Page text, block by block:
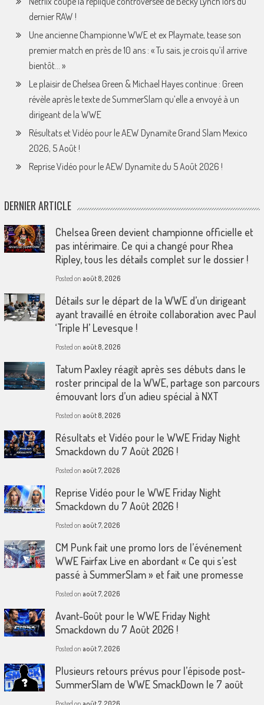
dernier RAW !
Une ancienne Championne WWE et ex Playmate, tease son
premier match en près de 10 ans : « Tu sais, je crois qu’il arrive
bientôt… »
Le plaisir de Chelsea Green & Michael Hayes continue : Green
révèle après le texte de SummerSlam qu’elle a envoyé à un
dirigeant de la WWE
Résultats et Vidéo pour le AEW Dynamite Grand Slam Mexico
2026, 5 Août !
Reprise Vidéo pour le AEW Dynamite du 5 Août 2026 !
DERNIER ARTICLE
Chelsea Green devient championne officielle et
pas intérimaire. Ce qui a changé pour Rhea
Ripley, tous les détails complet sur le dossier !
Posted on août 8, 2026
Détails sur le départ de la WWE d’un dirigeant
ayant travaillé en étroite collaboration avec Paul
‘Triple H’ Levesque !
Posted on août 8, 2026
Tatum Paxley réagit après ses débuts dans le
roster principal de la WWE, partage son parcours
émouvant lors d’un adieu spécial à NXT
Posted on août 8, 2026
Résultats et Vidéo pour le WWE Friday Night
Smackdown du 7 Août 2026 !
Posted on août 7, 2026
Reprise Vidéo pour le WWE Friday Night
Smackdown du 7 Août 2026 !
Posted on août 7, 2026
CM Punk fait une promo lors de l’événement
WWE Fairfax Live en abordant « Ce qui s’est
passé à SummerSlam » et fait une promesse
Posted on août 7, 2026
Avant-Goût pour le WWE Friday Night
Smackdown du 7 Août 2026 !
Posted on août 7, 2026
Plusieurs retours prévus pour l’épisode post-
SummerSlam de WWE SmackDown le 7 août